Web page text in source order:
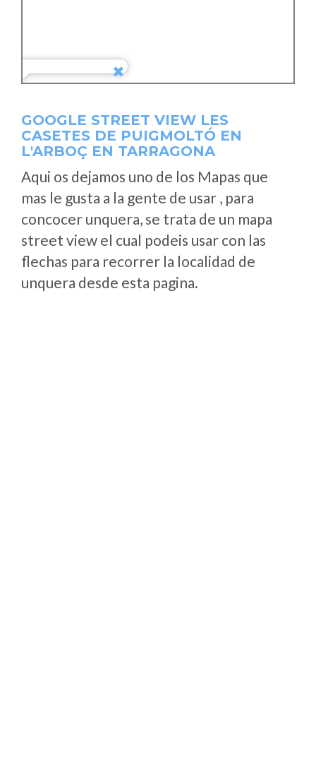
GOOGLE STREET VIEW LES
CASETES DE PUIGMOLTÓ EN
L'ARBOÇ EN TARRAGONA
Aqui os dejamos uno de los Mapas que
mas le gusta a la gente de usar , para
concocer unquera, se trata de un mapa
street view el cual podeis usar con las
flechas para recorrer la localidad de
unquera desde esta pagina.